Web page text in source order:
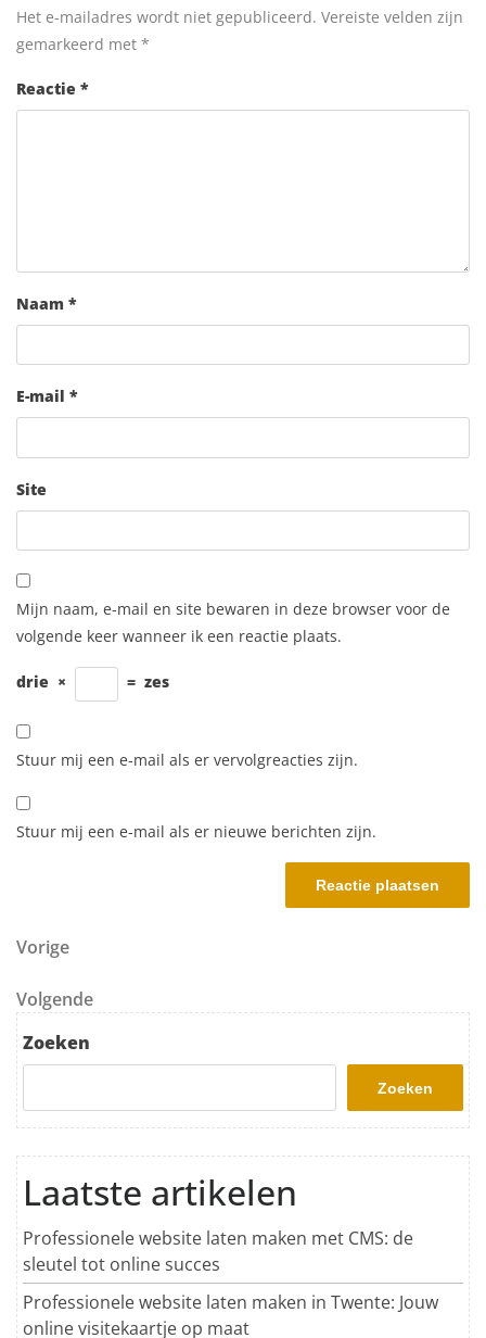
Het e-mailadres wordt niet gepubliceerd. Vereiste velden zijn
gemarkeerd met *
Reactie *
Naam *
E-mail *
Site
Mijn naam, e-mail en site bewaren in deze browser voor de
volgende keer wanneer ik een reactie plaats.
drie × = zes
Stuur mij een e-mail als er vervolgreacties zijn.
Stuur mij een e-mail als er nieuwe berichten zijn.
Berichtnavigatie
Vorig bericht
Vorige
Volgend bericht
Volgende
Zoeken
Zoeken
Laatste artikelen
Professionele website laten maken met CMS: de
sleutel tot online succes
Professionele website laten maken in Twente: Jouw
online visitekaartje op maat